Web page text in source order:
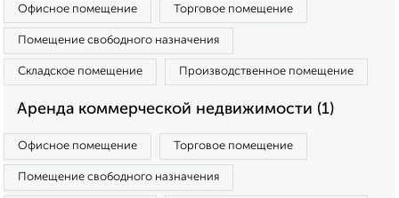
Офисное помещение Торговое помещение
Помещение свободного назначения
Складское помещение Производственное помещение
Аренда коммерческой недвижимости (1)
Офисное помещение Торговое помещение
Помещение свободного назначения